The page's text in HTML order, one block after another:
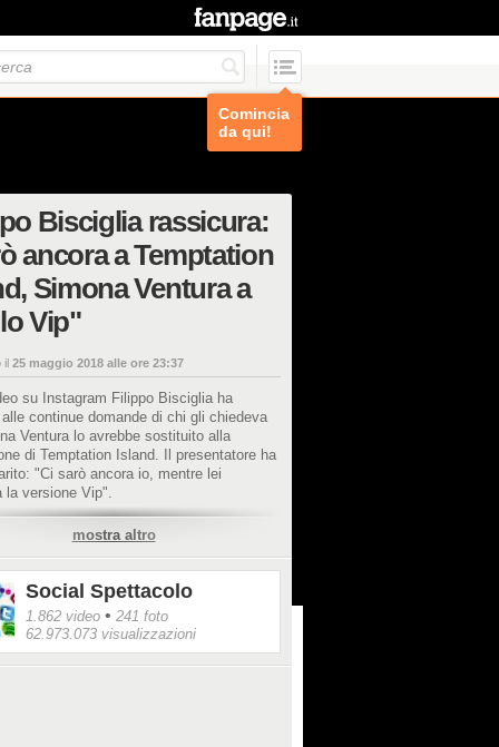
Comincia
da qui!
Bisciglia rassicura:
ancora a Temptation
Simona Ventura a
Vip"
il 25 maggio 2018 alle ore 23:37
su Instagram Filippo Bisciglia ha
continue domande di chi gli chiedeva
Ventura lo avrebbe sostituito alla
di Temptation Island. Il presentatore ha
"Ci sarò ancora io, mentre lei
la versione Vip".
mostra altro
Social Spettacolo
1.862 video • 241 foto
62.973.073 visualizzazioni